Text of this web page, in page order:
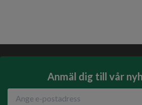
Anmäl dig till vår